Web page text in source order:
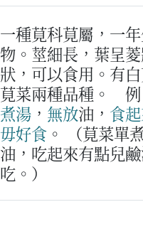
一種莧科莧屬，一
物。莖細長，葉呈
狀，可以食用。有
莧菜兩種品種。
例
煮湯 ， 無放油， 食
毋好食 。
（莧菜單
油，吃起來有點兒
吃。）